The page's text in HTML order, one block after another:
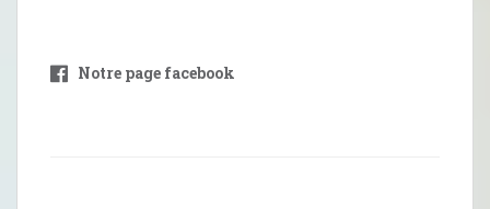
Notre page facebook